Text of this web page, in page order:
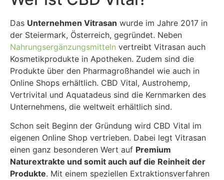
Das Unternehmen Vitrasan wurde im Jahre 2017 in
der Steiermark, Österreich, gegründet. Neben
Nahrungsergänzungsmitteln vertreibt Vitrasan auch
Kosmetikprodukte in Apotheken. Zudem sind die
Produkte über den Pharmagroßhandel wie auch in
Online Shops erhältlich. CBD Vital, Austrohemp,
Vertrivital und Aquatadeus sind die Kernmarken des
Unternehmens, die weltweit erhältlich sind.
Schon seit Beginn der Gründung wird CBD Vital im
eigenen Online Shop vertrieben. Dabei legt Vitrasan
einen ganz besonderen Wert auf Premium
Naturextrakte und somit auch auf die Reinheit der
Produkte. Mit einem speziellen Extraktionsverfahren